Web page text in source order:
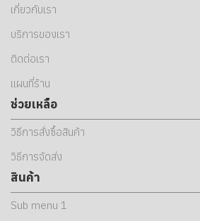
เกี่ยวกับเรา
บริการของเรา
ติดต่อเรา
แผนที่ร้าน
ช่วยเหลือ
วิธีการสั่งซื้อสินค้า
วิธีการจัดส่ง
สินค้า
Sub menu 1